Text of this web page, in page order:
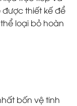
được thiết kế để
loại bỏ hoàn
bốn vệ tinh